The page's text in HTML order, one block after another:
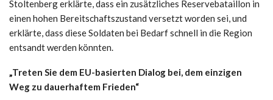
Stoltenberg erklärte, dass ein zusätzliches Reservebataillon in
einen hohen Bereitschaftszustand versetzt worden sei, und
erklärte, dass diese Soldaten bei Bedarf schnell in die Region
entsandt werden könnten.
„Treten Sie dem EU-basierten Dialog bei, dem einzigen
Weg zu dauerhaftem Frieden“